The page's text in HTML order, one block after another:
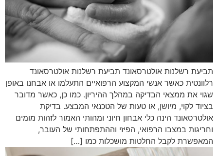
תביעת רשלנות אולטרסאונד תביעת רשלנות אולטרסאונד
רלוונטית כאשר אנשי המקצוע הרפואיים התעלמו או אבחנו באופן
שגוי את ממצאי הבדיקה במהלך ההיריון. כמו כן, כאשר מדובר
בציוד לקוי, מיושן, או טעות של הטכנאי המבצע. בדיקת
אולטרסאונד הינה כלי אבחון חיוני ומהותי האמור לזהות מומים
וחריגות במצבו הרפואי, הפיזי וההתפתחותי של העובר,
המאפשרת לקבל החלטות מושכלות כמו […]